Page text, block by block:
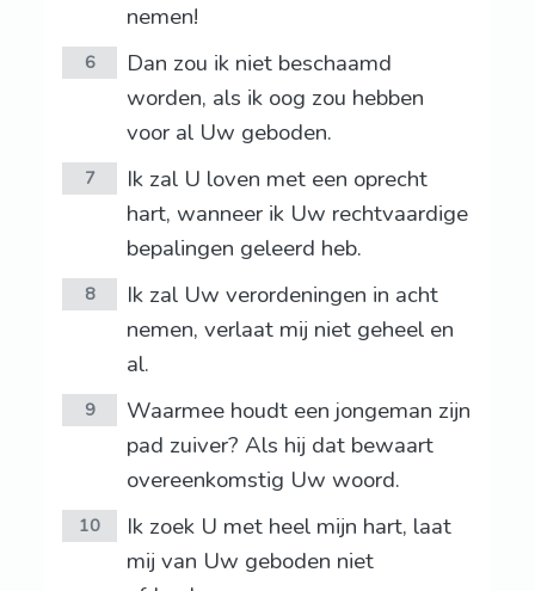
nemen!
6
Dan zou ik niet beschaamd
worden, als ik oog zou hebben
voor al Uw geboden.
7
Ik zal U loven met een oprecht
hart, wanneer ik Uw rechtvaardige
bepalingen geleerd heb.
8
Ik zal Uw verordeningen in acht
nemen, verlaat mij niet geheel en
al.
9
Waarmee houdt een jongeman zijn
pad zuiver? Als hij dat bewaart
overeenkomstig Uw woord.
10
Ik zoek U met heel mijn hart, laat
mij van Uw geboden niet